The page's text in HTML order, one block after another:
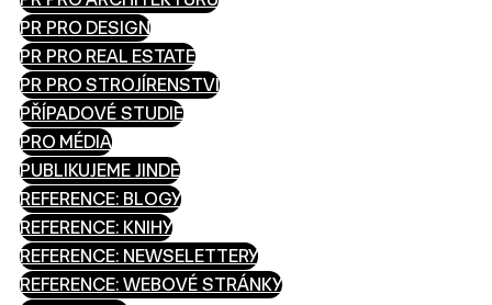
PR PRO DESIGN
PR PRO REAL ESTATE
PR PRO STROJÍRENSTVÍ
PŘÍPADOVÉ STUDIE
PRO MÉDIA
PUBLIKUJEME JINDE
REFERENCE: BLOGY
REFERENCE: KNIHY
REFERENCE: NEWSELETTERY
REFERENCE: WEBOVÉ STRÁNKY